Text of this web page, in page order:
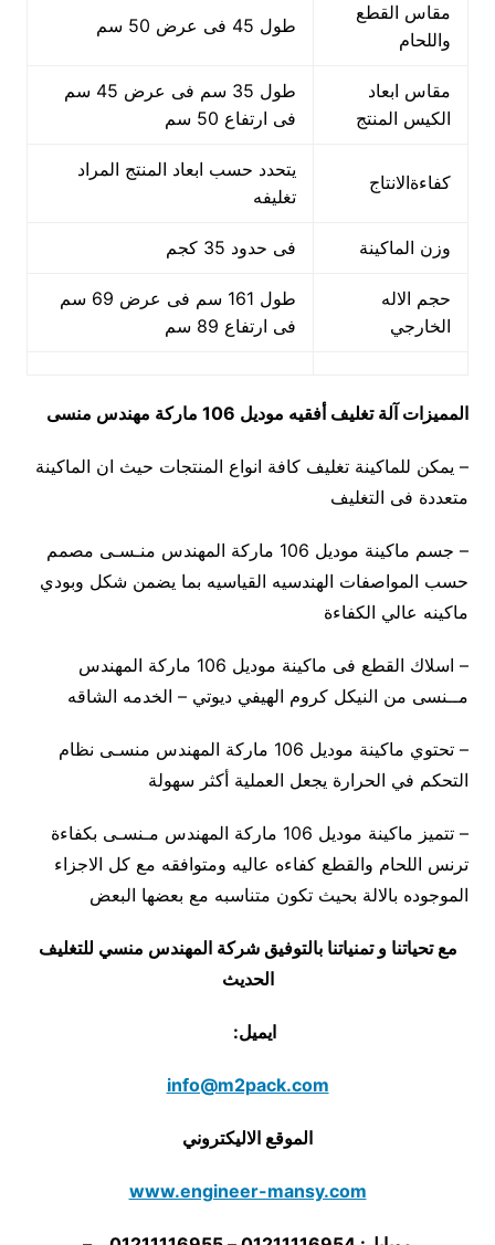
مقاس القطع
واللحام
طول 45 فى عرض 50 سم
مقاس ابعاد
الكيس المنتج
طول 35 سم فى عرض 45 سم
فى ارتفاع 50 سم
كفاءةالانتاج
يتحدد حسب ابعاد المنتج المراد
تغليفه
وزن الماكينة فى حدود 35 كجم
حجم الاله
الخارجي
طول 161 سم فى عرض 69 سم
فى ارتفاع 89 سم
المميزات آلة تغليف أفقيه موديل 106 ماركة مهندس منسى
– يمكن للماكينة تغليف كافة انواع المنتجات حيث ان الماكينة
متعددة فى التغليف
– جسم ماكينة موديل 106 ماركة المهندس منـسـى مصمم
حسب المواصفات الهندسيه القياسيه بما يضمن شكل وبودي
ماكينه عالي الكفاءة
– اسلاك القطع فى ماكينة موديل 106 ماركة المهندس
مــنسى من النيكل كروم الهيفي ديوتي – الخدمه الشاقه
– تحتوي ماكينة موديل 106 ماركة المهندس منسـى نظام
التحكم في الحرارة يجعل العملية أكثر سهولة
– تتميز ماكينة موديل 106 ماركة المهندس مـنسـى بكفاءة
ترنس اللحام والقطع كفاءه عاليه ومتوافقه مع كل الاجزاء
الموجوده بالالة بحيث تكون متناسبه مع بعضها البعض
مع تحياتنا و تمنياتنا بالتوفيق شركة المهندس منسي للتغليف
الحديث
ايميل:
info@m2pack.com
الموقع الاليكتروني
www.engineer-mansy.com